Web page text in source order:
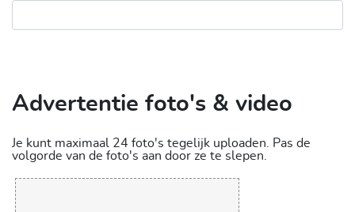
Advertentie foto's & video
Je kunt maximaal 24 foto's tegelijk uploaden. Pas de
volgorde van de foto's aan door ze te slepen.